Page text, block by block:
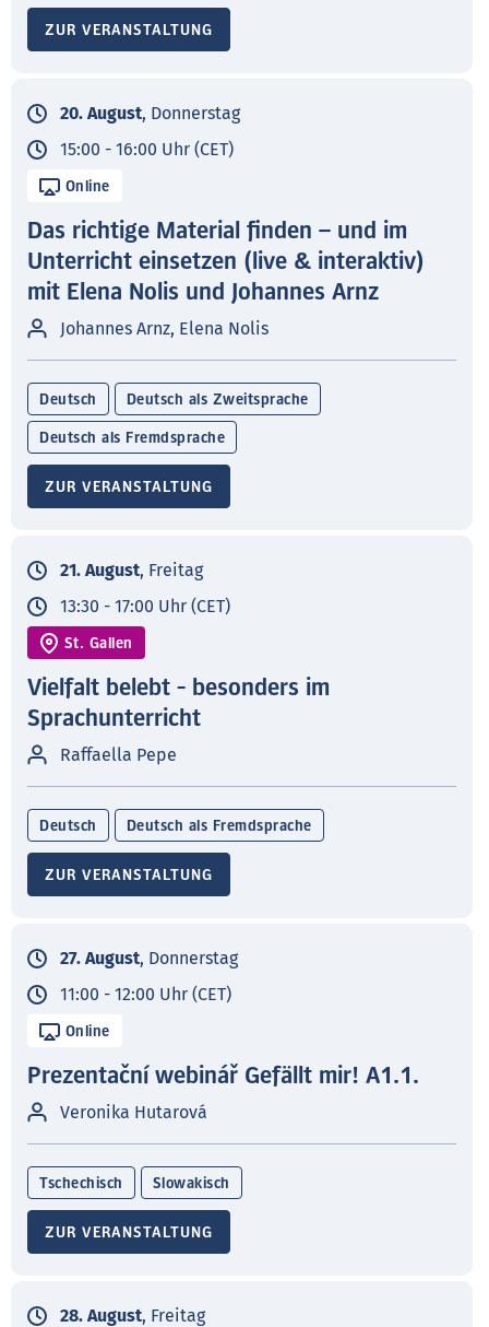
ZUR VERANSTALTUNG
20. August, Donnerstag
15:00 - 16:00 Uhr (CET)
Online
Das richtige Material finden – und im
Unterricht einsetzen (live & interaktiv)
mit Elena Nolis und Johannes Arnz
Johannes Arnz, Elena Nolis
Deutsch Deutsch als Zweitsprache
Deutsch als Fremdsprache
ZUR VERANSTALTUNG
21. August, Freitag
13:30 - 17:00 Uhr (CET)
St. Gallen
Vielfalt belebt - besonders im
Sprachunterricht
Raffaella Pepe
Deutsch Deutsch als Fremdsprache
ZUR VERANSTALTUNG
27. August, Donnerstag
11:00 - 12:00 Uhr (CET)
Online
Prezentační webinář Gefällt mir! A1.1.
Veronika Hutarová
Tschechisch Slowakisch
ZUR VERANSTALTUNG
28. August, Freitag